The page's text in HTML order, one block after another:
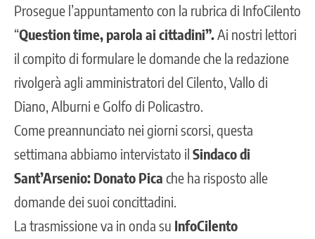
Prosegue l’appuntamento con la rubrica di InfoCilento
“Question time, parola ai cittadini”. Ai nostri lettori
il compito di formulare le domande che la redazione
rivolgerà agli amministratori del Cilento, Vallo di
Diano, Alburni e Golfo di Policastro.
Come preannunciato nei giorni scorsi, questa
settimana abbiamo intervistato il Sindaco di
Sant’Arsenio: Donato Pica che ha risposto alle
domande dei suoi concittadini.
La trasmissione va in onda su InfoCilento